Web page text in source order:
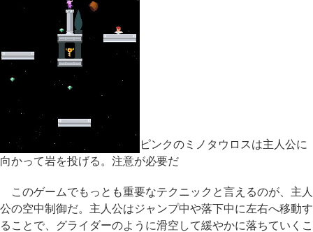
ピンクのミノタウロスは主人公に
向かって岩を投げる。注意が必要だ
このゲームでもっとも重要なテクニックと言えるのが、主人
公の空中制御だ。主人公はジャンプ中や落下中に左右へ移動す
ることで、グライダーのように滑空して緩やかに落ちていくこ